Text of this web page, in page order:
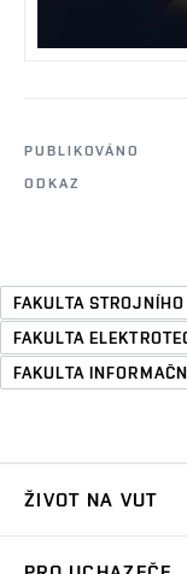
PUBLIKOVÁNO
ODKAZ
FAKULTA
FAKULTA
FAKULTA
ŽIVOT NA VUT